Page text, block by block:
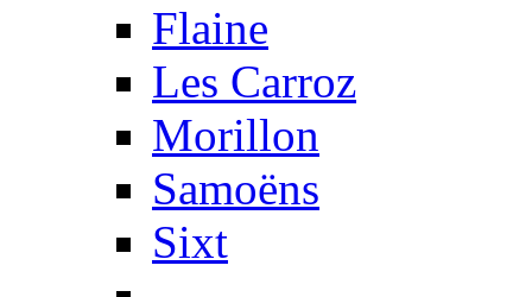
Flaine
Les Carroz
Morillon
Samoëns
Sixt